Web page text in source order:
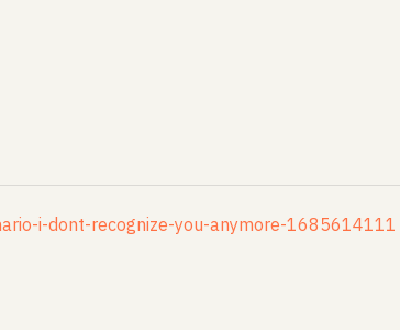
i-dont-recognize-you-anymore-1685614111